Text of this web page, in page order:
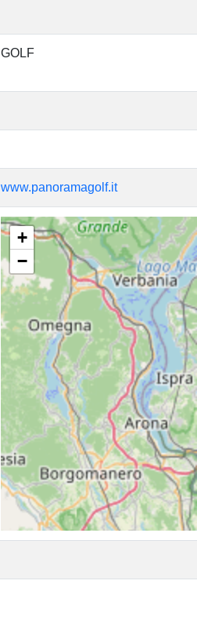
GOLF
www.panoramagolf.it
+
−